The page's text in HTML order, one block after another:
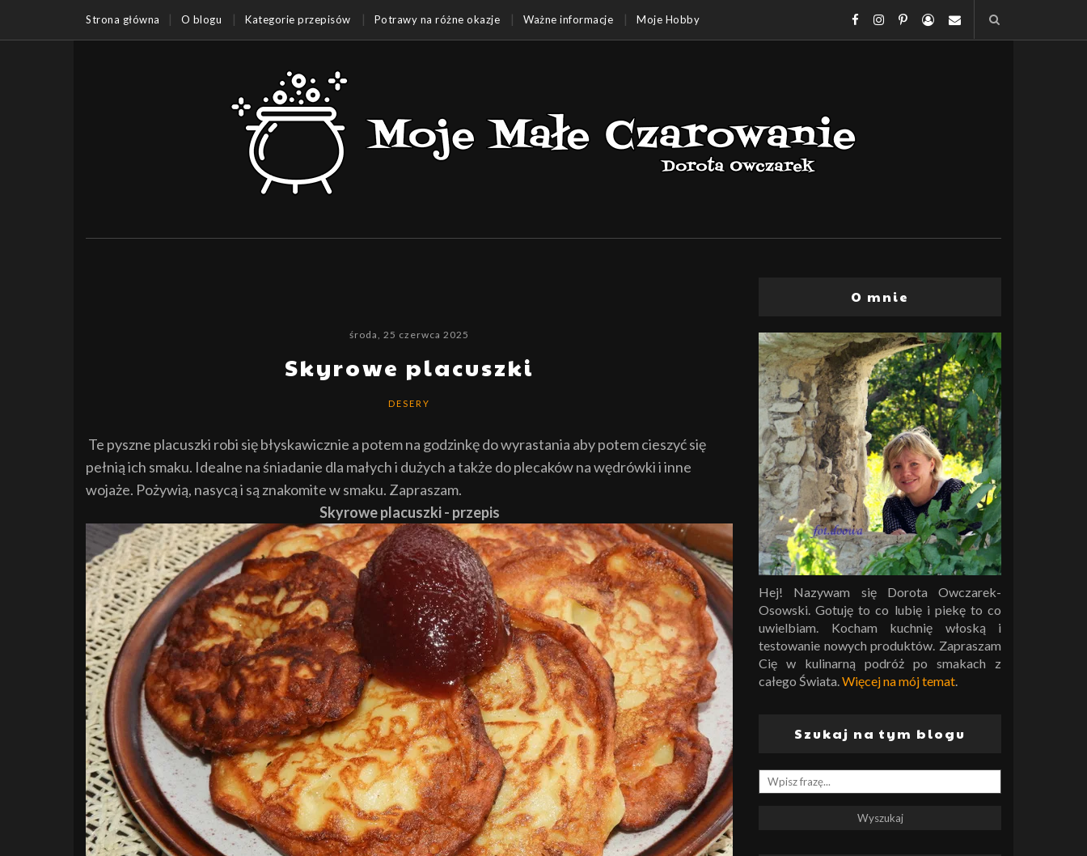
Strona główna O blogu Kategorie przepisów Potrawy na różne okazje Ważne informacje Moje Hobby
środa, 25 czerwca 2025
Skyrowe placuszki
DESERY
Te pyszne placuszki robi się błyskawicznie a potem na godzinkę do wyrastania aby potem cieszyć się
pełnią ich smaku. Idealne na śniadanie dla małych i dużych a także do plecaków na wędrówki i inne
wojaże. Pożywią, nasycą i są znakomite w smaku. Zapraszam.
Skyrowe placuszki - przepis
O mnie
Hej! Nazywam się Dorota Owczarek-
Osowski. Gotuję to co lubię i piekę to co
uwielbiam. Kocham kuchnię włoską i
testowanie nowych produktów. Zapraszam
Cię w kulinarną podróż po smakach z
całego Świata.Więcej na mój temat.
Szukaj na tym blogu